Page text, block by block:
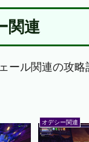
関連
ール関連の攻略
オデシー関連